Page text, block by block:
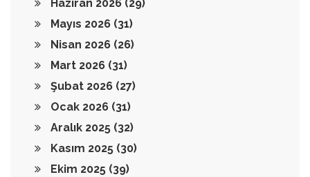
Haziran 2026 (29)
Mayıs 2026 (31)
Nisan 2026 (26)
Mart 2026 (31)
Şubat 2026 (27)
Ocak 2026 (31)
Aralık 2025 (32)
Kasım 2025 (30)
Ekim 2025 (39)